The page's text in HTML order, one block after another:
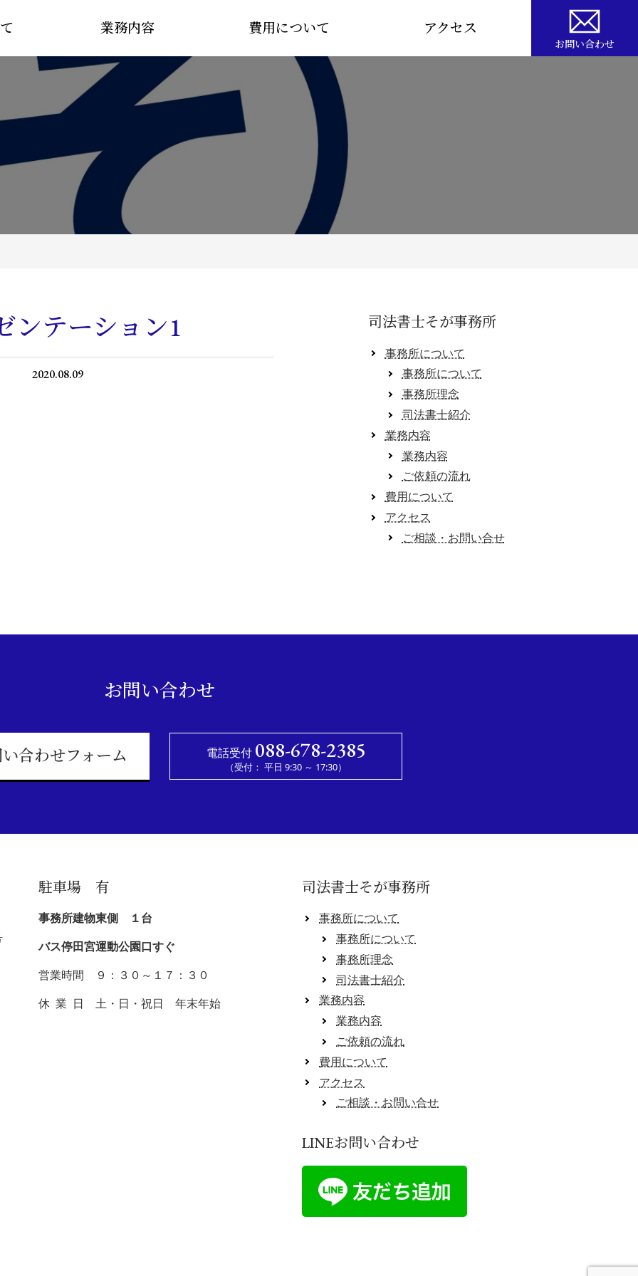
業務内容 費用について アクセス
お問い合わせ
ンテーション1
2020.08.09
司法書士そが事務所
事務所について
事務所について
事務所理念
司法書士紹介
業務内容
業務内容
ご依頼の流れ
費用について
アクセス
ご相談・お問い合せ
お問い合わせ
合わせフォーム 電話受付 088-678-2385
（受付： 平日 9:30 ～ 17:30）
駐車場 有
事務所建物東側 １台
バス停田宮運動公園口すぐ
営業時間 ９：３０～１７：３０
休 業 日 土・日・祝日 年末年始
司法書士そが事務所
事務所について
事務所について
事務所理念
司法書士紹介
業務内容
業務内容
ご依頼の流れ
費用について
アクセス
ご相談・お問い合せ
LINEお問い合わせ